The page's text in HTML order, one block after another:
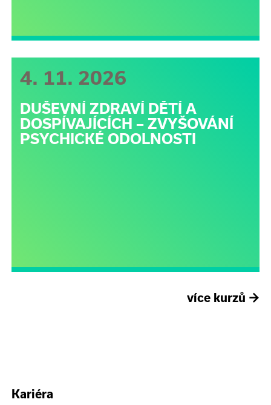
4. 11. 2026
DUŠEVNÍ ZDRAVÍ DĚTÍ A
DOSPÍVAJÍCÍCH – ZVYŠOVÁNÍ
PSYCHICKÉ ODOLNOSTI
více kurzů →
Kariéra